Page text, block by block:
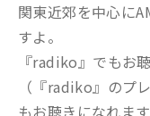
関東近郊を中心に
すよ。
『radiko』でもお
（『radiko』のプ
もお聴きになれます